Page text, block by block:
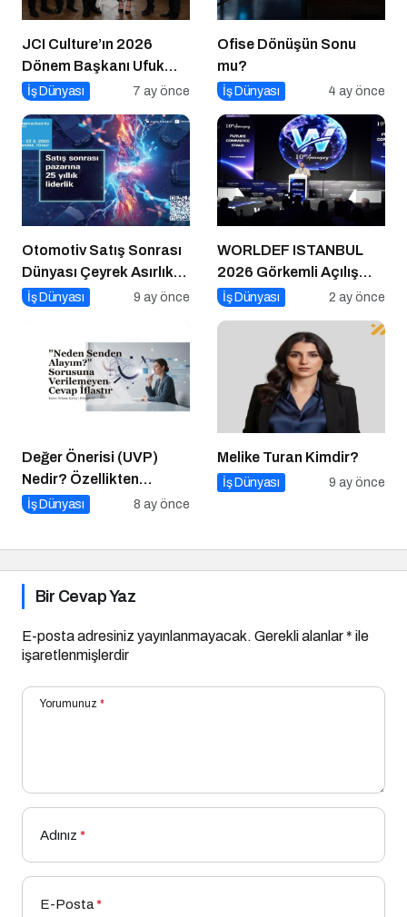
JCI Culture’ın 2026
Dönem Başkanı Ufuk
Can Ay Oldu
İş Dünyası 7 ay önce
Ofise Dönüşün Sonu
mu?
İş Dünyası 4 ay önce
Otomotiv Satış Sonrası
Dünyası Çeyrek Asırlık
Zirve İçin İstanbul’da
İş Dünyası 9 ay önce
WORLDEF ISTANBUL
2026 Görkemli Açılış
Töreniyle Başladı
İş Dünyası 2 ay önce
Değer Önerisi (UVP)
Nedir? Özellikten
Faydaya Geçiş
İş Dünyası 8 ay önce
Melike Turan Kimdir?
İş Dünyası 9 ay önce
Bir Cevap Yaz
E-posta adresiniz yayınlanmayacak. Gerekli alanlar* ile
işaretlenmişlerdir
Yorumunuz *
Adınız *
E-Posta*